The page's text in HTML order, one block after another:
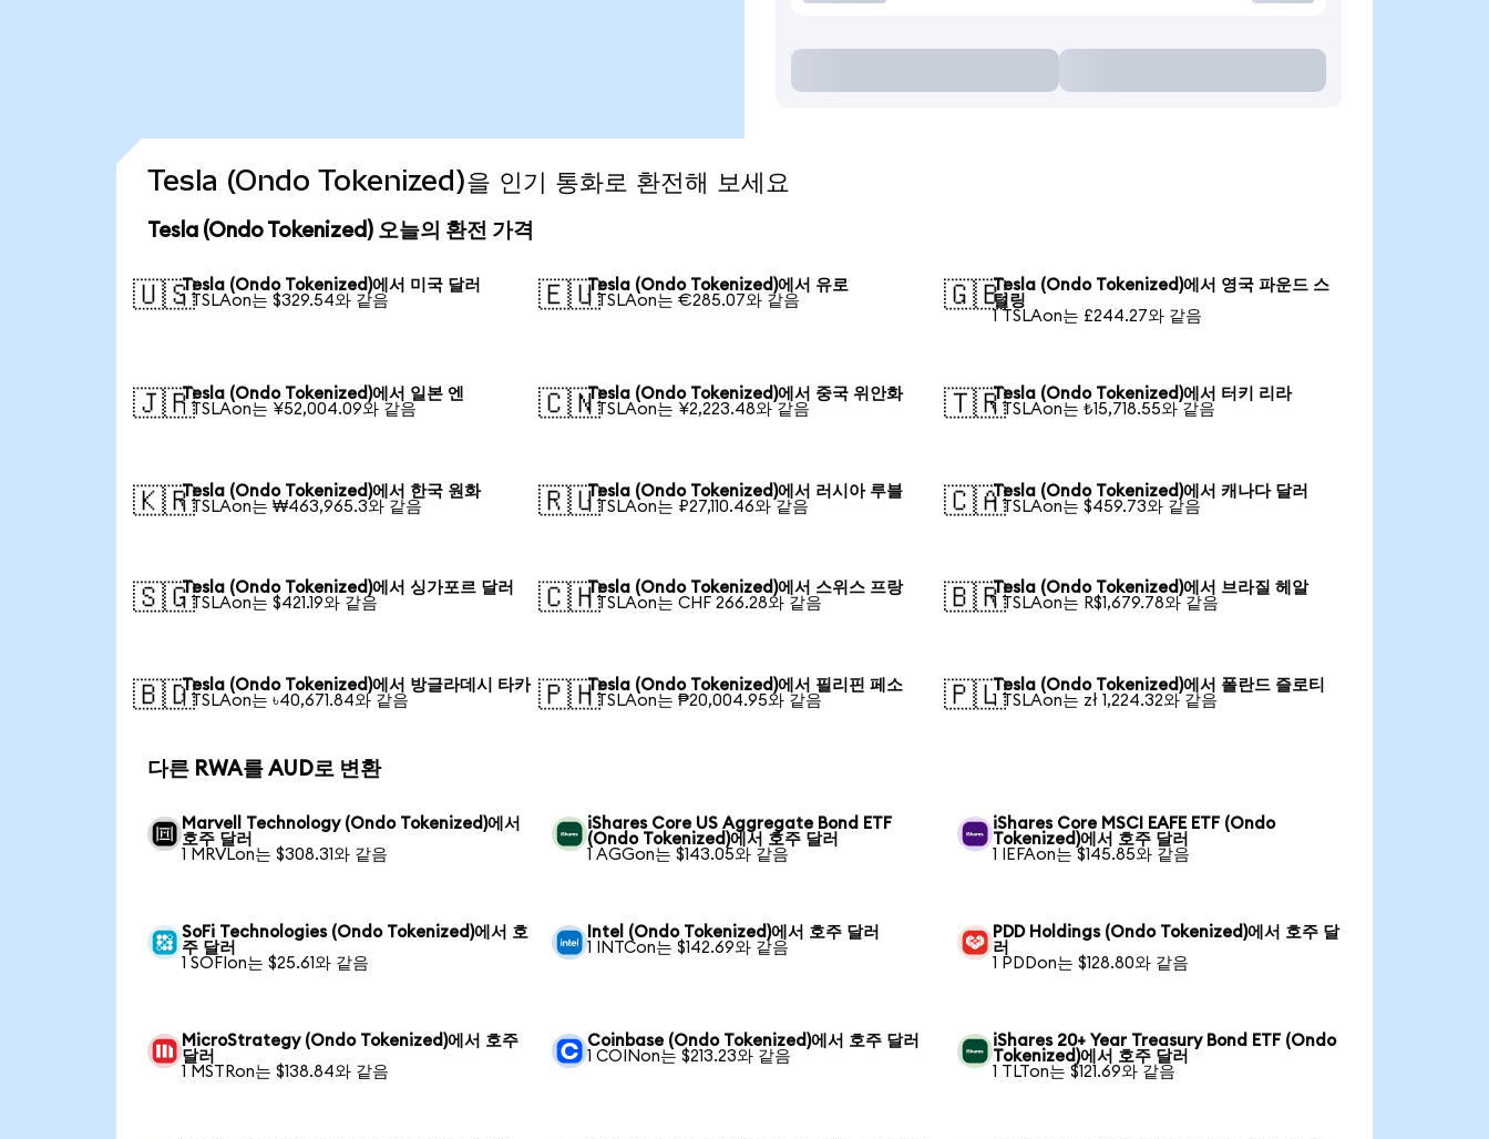
Tesla (Ondo Tokenized)을 인기 통화로 환전해 보세요
Tesla (Ondo Tokenized) 오늘의 환전 가격
🇺🇸Tesla (Ondo Tokenized)에서 미국 달러
1 TSLAon는 $329.54와 같음
🇪🇺Tesla (Ondo Tokenized)에서 유로
1 TSLAon는 €285.07와 같음
🇬🇧Tesla (Ondo Tokenized)에서 영국 파운드 스
털링
1 TSLAon는 £244.27와 같음
🇯🇵Tesla (Ondo Tokenized)에서 일본 엔
1 TSLAon는 ¥52,004.09와 같음
🇨🇳Tesla (Ondo Tokenized)에서 중국 위안화
1 TSLAon는 ¥2,223.48와 같음
🇹🇷Tesla (Ondo Tokenized)에서 터키 리라
1 TSLAon는 ₺15,718.55와 같음
🇰🇷Tesla (Ondo Tokenized)에서 한국 원화
1 TSLAon는 ₩463,965.3와 같음
🇷🇺Tesla (Ondo Tokenized)에서 러시아 루블
1 TSLAon는 ₽27,110.46와 같음
🇨🇦Tesla (Ondo Tokenized)에서 캐나다 달러
1 TSLAon는 $459.73와 같음
🇸🇬Tesla (Ondo Tokenized)에서 싱가포르 달러
1 TSLAon는 $421.19와 같음
🇨🇭Tesla (Ondo Tokenized)에서 스위스 프랑
1 TSLAon는 CHF 266.28와 같음
🇧🇷Tesla (Ondo Tokenized)에서 브라질 헤알
1 TSLAon는 R$1,679.78와 같음
🇧🇩Tesla (Ondo Tokenized)에서 방글라데시 타카
1 TSLAon는 ৳40,671.84와 같음
🇵🇭Tesla (Ondo Tokenized)에서 필리핀 페소
1 TSLAon는 ₱20,004.95와 같음
🇵🇱Tesla (Ondo Tokenized)에서 폴란드 즐로티
1 TSLAon는 zł 1,224.32와 같음
다른 RWA를 AUD로 변환
Marvell Technology (Ondo Tokenized)에서
호주 달러
1 MRVLon는 $308.31와 같음
iShares Core US Aggregate Bond ETF
(Ondo Tokenized)에서 호주 달러
1 AGGon는 $143.05와 같음
iShares Core MSCI EAFE ETF (Ondo
Tokenized)에서 호주 달러
1 IEFAon는 $145.85와 같음
SoFi Technologies (Ondo Tokenized)에서 호
주 달러
1 SOFIon는 $25.61와 같음
Intel (Ondo Tokenized)에서 호주 달러
1 INTCon는 $142.69와 같음
PDD Holdings (Ondo Tokenized)에서 호주 달
러
1 PDDon는 $128.80와 같음
MicroStrategy (Ondo Tokenized)에서 호주
달러
1 MSTRon는 $138.84와 같음
Coinbase (Ondo Tokenized)에서 호주 달러
1 COINon는 $213.23와 같음
iShares 20+ Year Treasury Bond ETF (Ondo
Tokenized)에서 호주 달러
1 TLTon는 $121.69와 같음